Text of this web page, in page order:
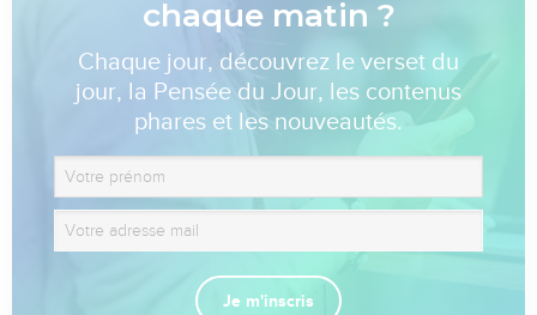
chaque matin ?
Chaque jour, découvrez le verset du
jour, la Pensée du Jour, les contenus
phares et les nouveautés.
Je m'inscris